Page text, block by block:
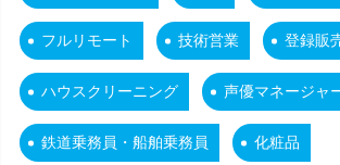
フルリモート 技術営業 登録販
ハウスクリーニング 声優マネージャ
鉄道乗務員・船舶乗務員 化粧品